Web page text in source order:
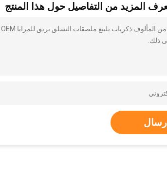
المزيد من التفاصيل حول هذا المنتج
ذلك.
إرسال